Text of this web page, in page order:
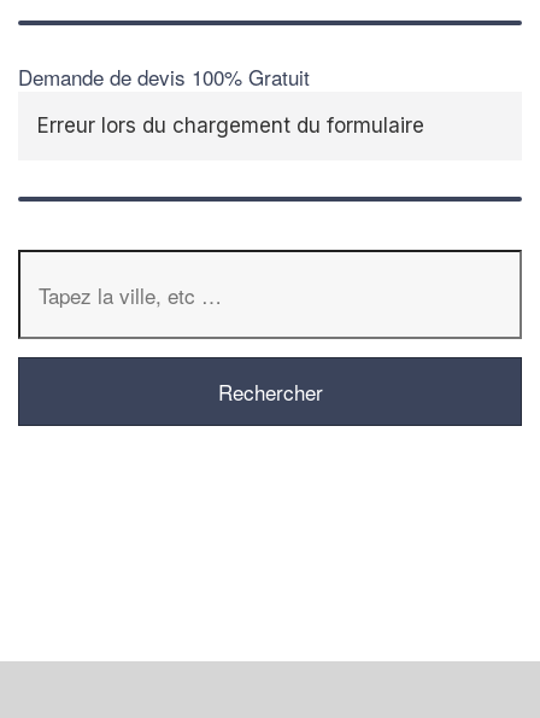
Demande de devis 100% Gratuit
Erreur lors du chargement du formulaire